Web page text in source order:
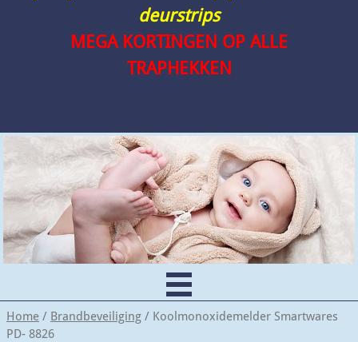
Home / Brandbeveiliging / Koolmonoxidemelder Smartwares
PD- 8826
deurstrips
MEGA KORTINGEN OP ALLE
TRAPHEKKEN